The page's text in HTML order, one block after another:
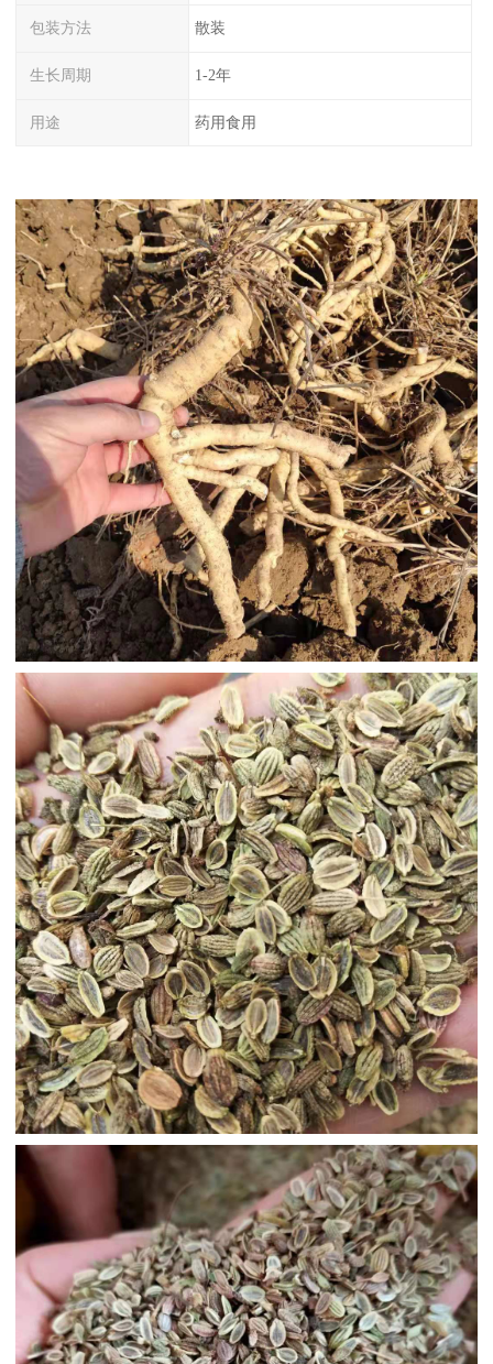
包装方法 散装
生长周期 1-2年
用途 药用食用